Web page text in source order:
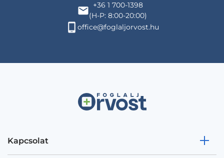
+36 1 700-1398
(H-P: 8:00-20:00)
office@foglaljorvost.hu
Kapcsolat